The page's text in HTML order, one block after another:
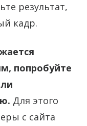
результат,
кадр.
попробуйте
Для этого
с сайта